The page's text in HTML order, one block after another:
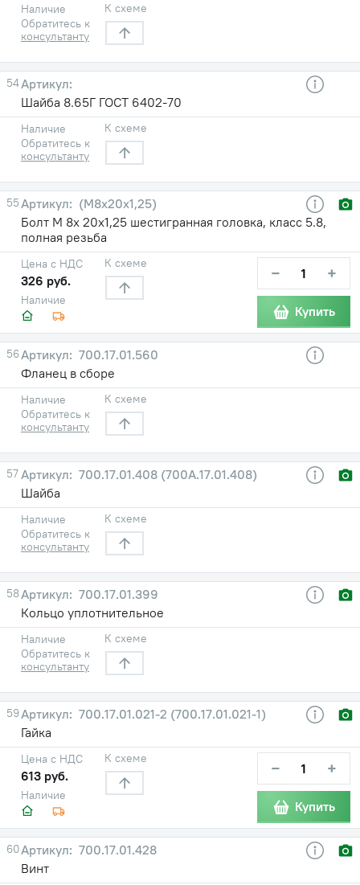
Наличие
Обратитесь к
консультанту
К схеме
54
Шайба 8.65Г ГОСТ 6402-70
Наличие
Обратитесь к
консультанту
К схеме
55
(М8х20х1,25)
Болт М 8х 20х1,25 шестигранная головка, класс 5.8,
полная резьба
Наличие
Цена с НДС
326 руб.
К схеме − +
Купить
56
700.17.01.560
Фланец в сборе
Наличие
Обратитесь к
консультанту
К схеме
57
700.17.01.408 (700А.17.01.408)
Шайба
Наличие
Обратитесь к
консультанту
К схеме
58
700.17.01.399
Кольцо уплотнительное
Наличие
Обратитесь к
консультанту
К схеме
59
700.17.01.021-2 (700.17.01.021-1)
Гайка
Наличие
Цена с НДС
613 руб.
К схеме − +
Купить
60
700.17.01.428
Винт